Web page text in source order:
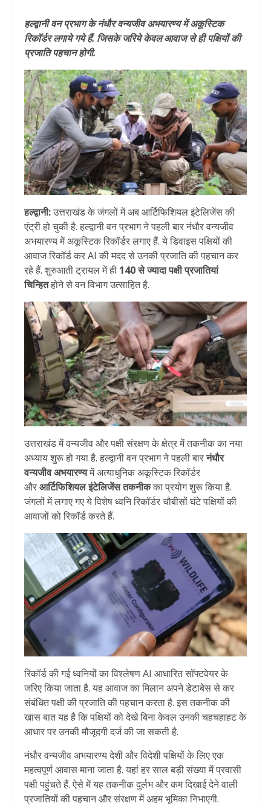
हल्द्वानी वन प्रभाग के नंधौर वन्यजीव अभयारण्य में अकूस्टिक
रिकॉर्डर लगाये गये हैं. जिसके जरिये केवल आवाज से ही पक्षियों की
प्रजाति पहचान होगी.
हल्द्वानी:उत्तराखंड के जंगलों में अब आर्टिफिशियल इंटेलिजेंस की
एंट्री हो चुकी है. हल्द्वानी वन प्रभाग ने पहली बार नंधौर वन्यजीव
अभयारण्य में अकूस्टिक रिकॉर्डर लगाए हैं. ये डिवाइस पक्षियों की
आवाज रिकॉर्ड कर AI की मदद से उनकी प्रजाति की पहचान कर
रहे हैं. शुरुआती ट्रायल में ही 140 से ज्यादा पक्षी प्रजातियां
चिन्हितहोने से वन विभाग उत्साहित है.
उत्तराखंड में वन्यजीव और पक्षी संरक्षण के क्षेत्र में तकनीक का नया
अध्याय शुरू हो गया है. हल्द्वानी वन प्रभाग ने पहली बारनंधौर
वन्यजीव अभयारण्यमें अत्याधुनिक अकूस्टिक रिकॉर्डर
औरआर्टिफिशियल इंटेलिजेंस तकनीकका प्रयोग शुरू किया है.
जंगलों में लगाए गए ये विशेष ध्वनि रिकॉर्डर चौबीसों घंटे पक्षियों की
आवाजों को रिकॉर्ड करते हैं.
रिकॉर्ड की गई ध्वनियों का विश्लेषण AI आधारित सॉफ्टवेयर के
जरिए किया जाता है. यह आवाज का मिलान अपने डेटाबेस से कर
संबंधित पक्षी की प्रजाति की पहचान करता है. इस तकनीक की
खास बात यह है कि पक्षियों को देखे बिना केवल उनकी चहचहाहट के
आधार पर उनकी मौजूदगी दर्ज की जा सकती है.
नंधौर वन्यजीव अभयारण्य देशी और विदेशी पक्षियों के लिए एक
महत्वपूर्ण आवास माना जाता है. यहां हर साल बड़ी संख्या में प्रवासी
पक्षी पहुंचते हैं. ऐसे में यह तकनीक दुर्लभ और कम दिखाई देने वाली
प्रजातियों की पहचान और संरक्षण में अहम भूमिका निभाएगी.